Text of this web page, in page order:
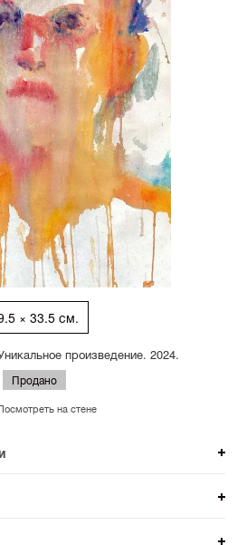
× 33.5 см.
произведение. 2024.
Продано
на стене
мы
подлинности. Для товаров
сертификаты не
вы можете выбрать и